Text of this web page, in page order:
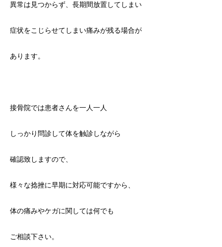
異常は見つからず、長期間放置してしまい
症状をこじらせてしまい痛みが残る場合が
あります。
接骨院では患者さんを一人一人
しっかり問診して体を触診しながら
確認致しますので、
様々な捻挫に早期に対応可能ですから、
体の痛みやケガに関しては何でも
ご相談下さい。